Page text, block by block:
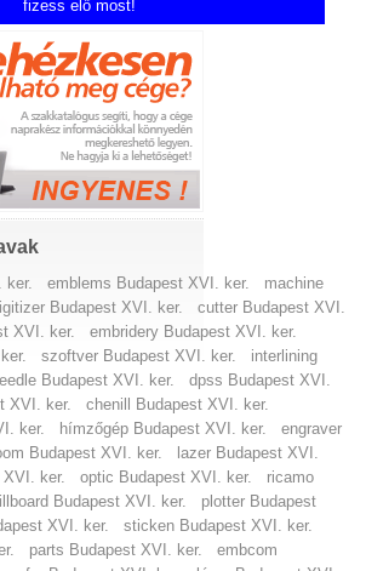
fizess elő most!
ker. emblems Budapest XVI. ker.
machine
Budapest XVI. ker.
cutter Budapest XVI.
XVI. ker.
embridery Budapest XVI. ker.
szoftver Budapest XVI. ker.
interlining
Budapest XVI. ker.
dpss Budapest XVI.
XVI. ker.
chenill Budapest XVI. ker.
ker.
hímzőgép Budapest XVI. ker.
engraver
Budapest XVI. ker.
lazer Budapest XVI.
ker. optic Budapest XVI. ker.
ricamo
Budapest XVI. ker.
plotter Budapest
XVI. ker.
sticken Budapest XVI. ker.
parts Budapest XVI. ker.
embcom